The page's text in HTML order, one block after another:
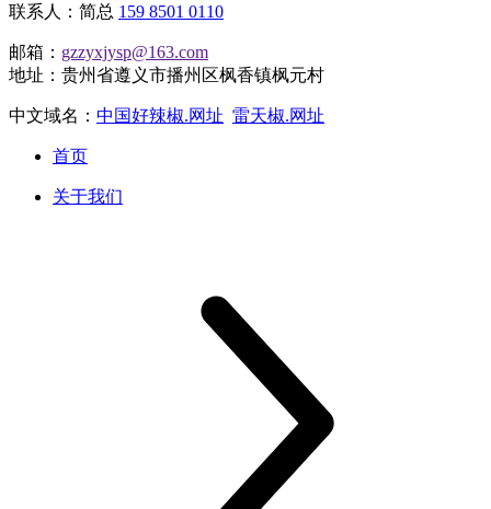
联系人：简总 159 8501 0110
邮箱： gzzyxjysp@163.com
地址：贵州省遵义市播州区枫香镇枫元村
中文域名： 中国好辣椒.网址 雷天椒.网址
首页
关于我们